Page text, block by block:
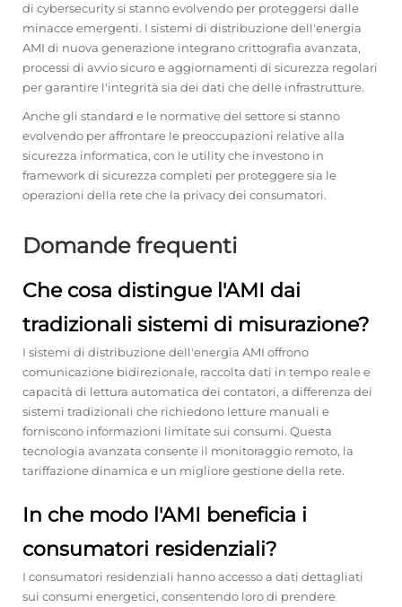
di cybersecurity si stanno evolvendo per proteggersi dalle
minacce emergenti. I sistemi di distribuzione dell'energia
AMI di nuova generazione integrano crittografia avanzata,
processi di avvio sicuro e aggiornamenti di sicurezza regolari
per garantire l'integrità sia dei dati che delle infrastrutture.
Anche gli standard e le normative del settore si stanno
evolvendo per affrontare le preoccupazioni relative alla
sicurezza informatica, con le utility che investono in
framework di sicurezza completi per proteggere sia le
operazioni della rete che la privacy dei consumatori.
Domande frequenti
Che cosa distingue l'AMI dai
tradizionali sistemi di misurazione?
I sistemi di distribuzione dell'energia AMI offrono
comunicazione bidirezionale, raccolta dati in tempo reale e
capacità di lettura automatica dei contatori, a differenza dei
sistemi tradizionali che richiedono letture manuali e
forniscono informazioni limitate sui consumi. Questa
tecnologia avanzata consente il monitoraggio remoto, la
tariffazione dinamica e un migliore gestione della rete.
In che modo l'AMI beneficia i
consumatori residenziali?
I consumatori residenziali hanno accesso a dati dettagliati
sui consumi energetici, consentendo loro di prendere